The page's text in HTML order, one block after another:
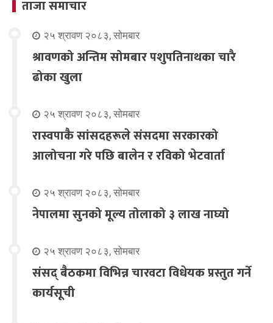
ताजा समाचार
२५ श्रावण २०८३, सोमबार
श्रावणको अन्तिम सोमबार पशुपतिनाथका चारै
ढोका खुला
२५ श्रावण २०८३, सोमबार
रास्वपाकै सांसदहरूले संसदमा सरकारको
आलोचना गरे पछि बालेन र रविको भेटवार्ता
२५ श्रावण २०८३, सोमबार
नेपालमा सुनको मूल्य तोलाको ३ लाख नाघ्यो
२५ श्रावण २०८३, सोमबार
संसद् बैठकमा विभिन्न चारवटा विधेयक प्रस्तुत गर्ने
कार्यसूची